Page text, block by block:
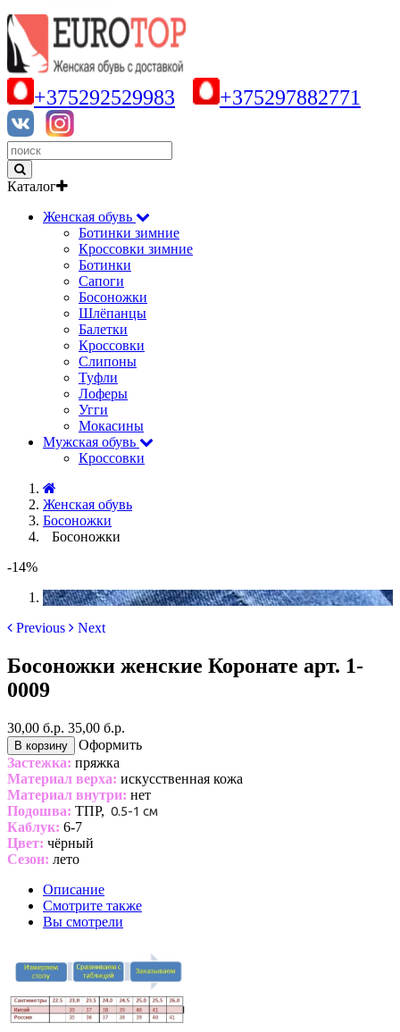
+375292529983 +375297882771
Каталог
Женская обувь
Ботинки зимние
Кроссовки зимние
Ботинки
Сапоги
Босоножки
Шлёпанцы
Балетки
Кроссовки
Слипоны
Туфли
Лоферы
Угги
Мокасины
Мужская обувь
Кроссовки
Женская обувь
Босоножки
Босоножки
-14%
Previous Next
Босоножки женские Коронате арт. 1-
0009
30,00 б.р. 35,00 б.р.
В корзину
Оформить
Застежка: пряжка
Материал верха: искусственная кожа
Материал внутри: нет
Подошва: ТПР, 0.5-1 см
Каблук: 6-7
Цвет: чёрный
Сезон: лето
Описание
Смотрите также
Вы смотрели